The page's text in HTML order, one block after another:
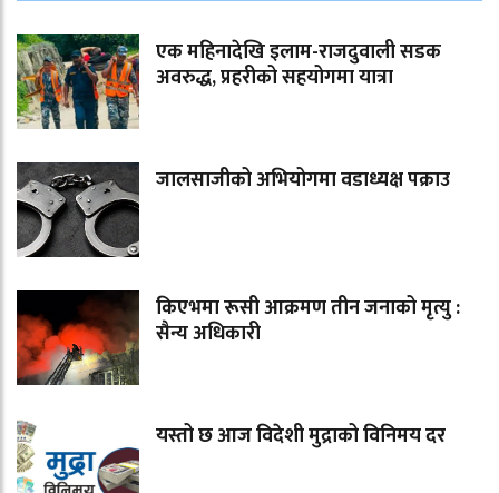
एक महिनादेखि इलाम-राजदुवाली सडक
अवरुद्ध, प्रहरीको सहयोगमा यात्रा
जालसाजीको अभियोगमा वडाध्यक्ष पक्राउ
किएभमा रूसी आक्रमण तीन जनाको मृत्यु :
सैन्य अधिकारी
यस्तो छ आज विदेशी मुद्राको विनिमय दर